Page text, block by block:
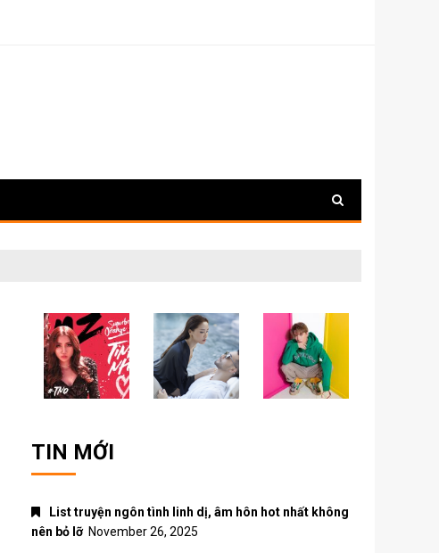
TIN MỚI
List truyện ngôn tình linh dị, âm hôn hot nhất không
nên bỏ lỡ November 26, 2025